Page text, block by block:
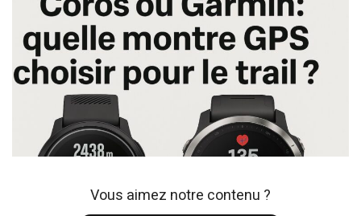
Vous aimez notre contenu ?